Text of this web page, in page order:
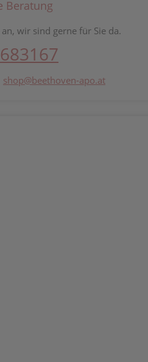
Beratung
an, wir sind gerne für Sie da.
shop@beethoven-apo.at